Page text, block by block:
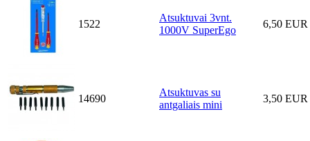
1522
Atsuktuvai 3vnt.
1000V SuperEgo
6,50 EUR
14690
Atsuktuvas su
antgaliais mini
3,50 EUR